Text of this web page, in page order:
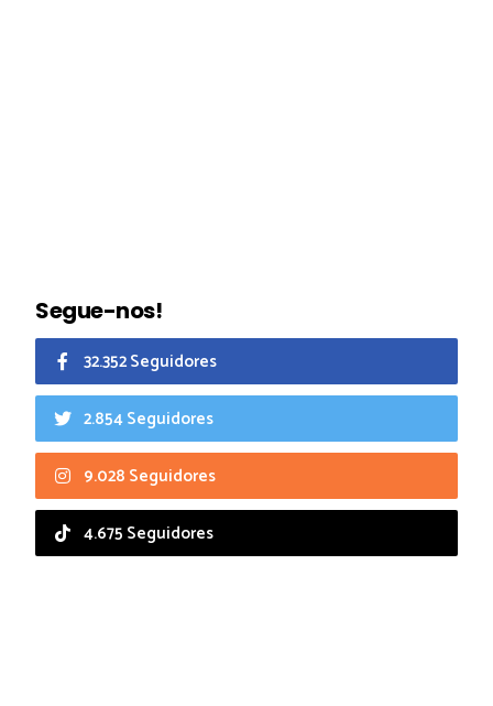
Segue-nos!
32.352 Seguidores
2.854 Seguidores
9.028 Seguidores
4.675 Seguidores